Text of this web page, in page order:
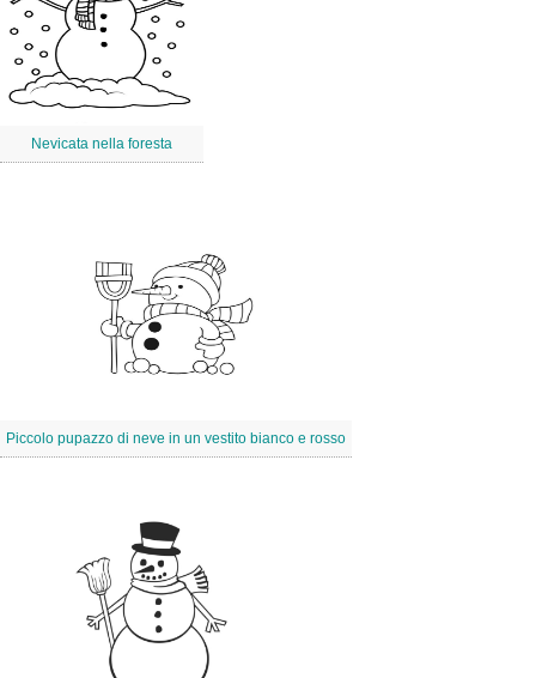
Nevicata nella foresta
Piccolo pupazzo di neve in un vestito bianco e rosso